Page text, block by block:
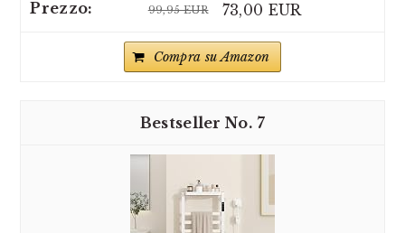
99,95 EUR 73,00 EUR
Compra su Amazon
7